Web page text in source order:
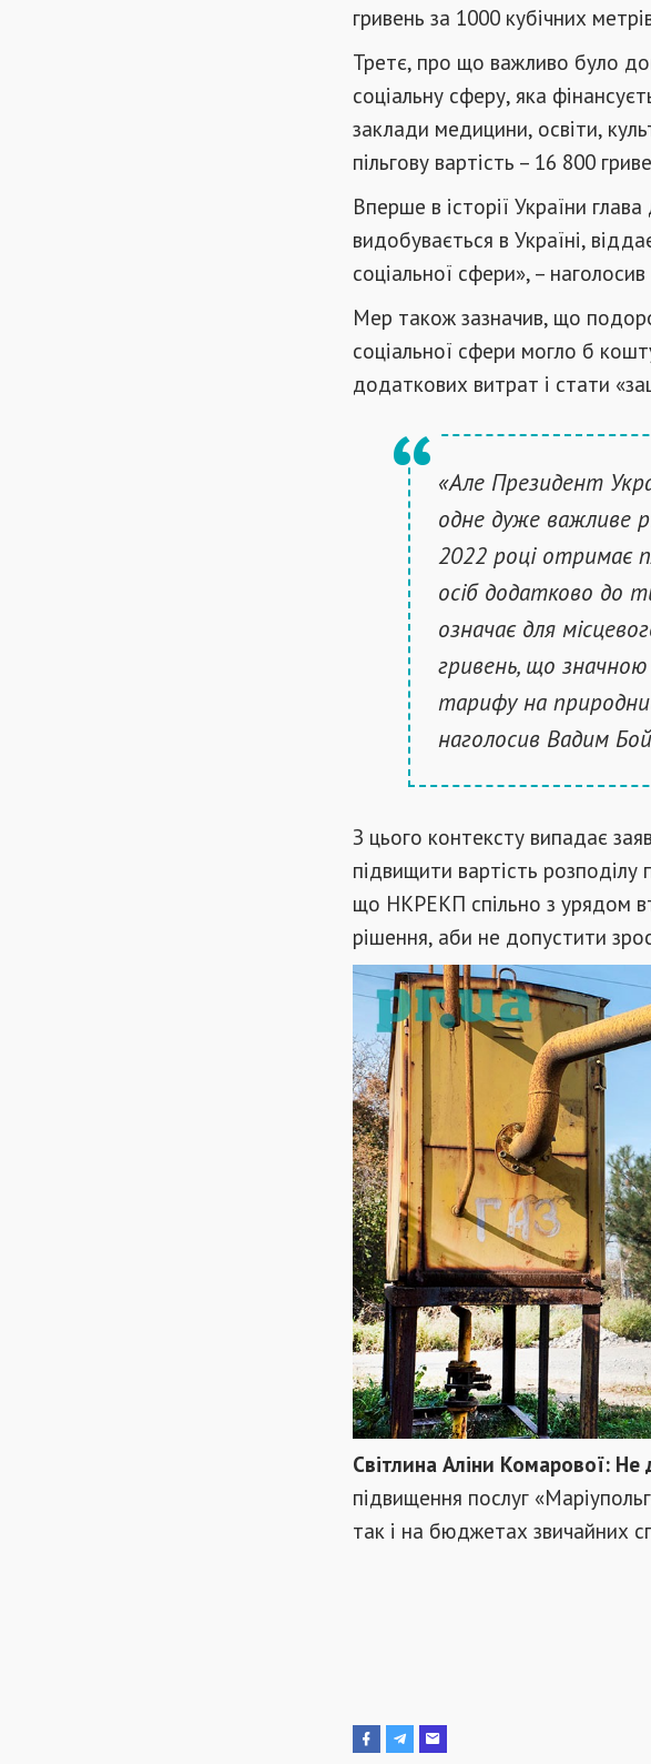
гривень за 1000 кубічних
Третє, про що важливо було
соціальну сферу, яка
заклади медицини, освіти,
пільгову вартість – 16 800
Вперше в історії України
видобувається в Україні,
соціальної сфери», –
Мер також зазначив, що
соціальної сфери могло б
додаткових витрат і стати
«Але Президент
одне дуже важливе
2022 році отримає
осіб додатково до
означає для
гривень, що
тарифу на
наголосив Вадим
З цього контексту випадає
підвищити вартість
що НКРЕКП спільно з урядом
рішення, аби не допустити
Світлина Аліни Комарової:
підвищення послуг
так і на бюджетах звичайних